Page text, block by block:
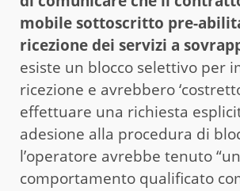
mobile sottoscritto pre-
ricezione dei servizi a
esiste un blocco selettivo per
ricezione e avrebbero
effettuare una richiesta
adesione alla procedura di
l’operatore avrebbe tenuto “un
comportamento qualificato